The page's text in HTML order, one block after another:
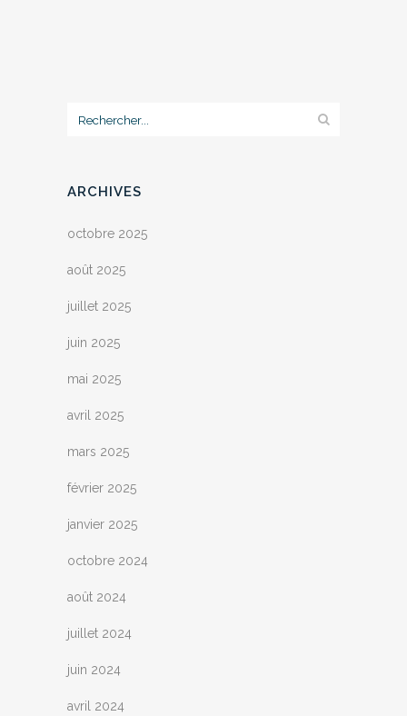
ARCHIVES
octobre 2025
août 2025
juillet 2025
juin 2025
mai 2025
avril 2025
mars 2025
février 2025
janvier 2025
octobre 2024
août 2024
juillet 2024
juin 2024
avril 2024